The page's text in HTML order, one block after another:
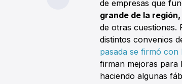
de empresas que
grande de la región,
de otras cuestiones.
distintos convenios
pasada se firmó con
firman mejoras para
haciendo algunas